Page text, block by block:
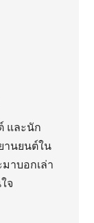
และนัก
านยนต์ใน
าบอกเล่า
จ